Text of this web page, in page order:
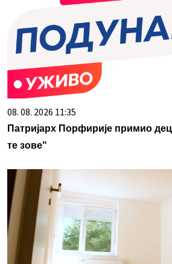
08. 08. 2026 11:35
Патријарх Порфирије примио
те зове"